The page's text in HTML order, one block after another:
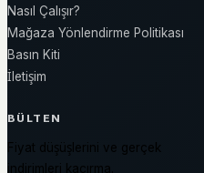
Nasıl Çalışır?
Mağaza Yönlendirme Politikası
Basın Kiti
İletişim
BÜLTEN
Fiyat düşüşlerini ve gerçek
indirimleri kaçırma.